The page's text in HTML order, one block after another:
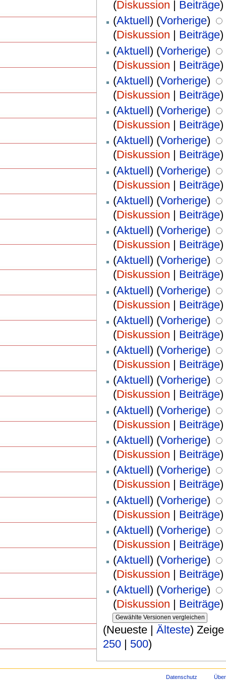
(Diskussion | Beiträge)
(Aktuell) (Vorherige)
(Diskussion Beiträge)
(Aktuell) (Vorherige)
(Diskussion | Beiträge)
(Aktuell) (Vorherige)
(Diskussion | Beiträge)
(Aktuell) (Vorherige)
(Diskussion | Beiträge)
(Aktuell) (Vorherige)
(Diskussion Beiträge)
(Aktuell) (Vorherige)
(Diskussion | Beiträge)
(Aktuell) (Vorherige)
(Diskussion | Beiträge)
(Aktuell) (Vorherige)
(Diskussion | Beiträge)
(Aktuell) (Vorherige)
(Diskussion Beiträge)
(Aktuell) (Vorherige)
(Diskussion | Beiträge)
(Aktuell) (Vorherige)
(Diskussion | Beiträge)
(Aktuell) (Vorherige)
(Diskussion | Beiträge)
(Aktuell) (Vorherige)
(Diskussion Beiträge)
(Aktuell) (Vorherige)
(Diskussion | Beiträge)
(Aktuell) (Vorherige)
(Diskussion | Beiträge)
(Aktuell) (Vorherige)
(Diskussion Beiträge)
(Aktuell) (Vorherige)
(Diskussion | Beiträge)
(Aktuell) (Vorherige)
(Diskussion | Beiträge)
(Aktuell) (Vorherige)
(Diskussion | Beiträge)
(Aktuell) (Vorherige)
(Diskussion Beiträge)
(Neueste |Älteste)
250 | 500)
Datenschutz